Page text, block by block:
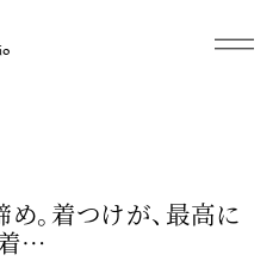
メニュー
。着つけが、最高に
着…